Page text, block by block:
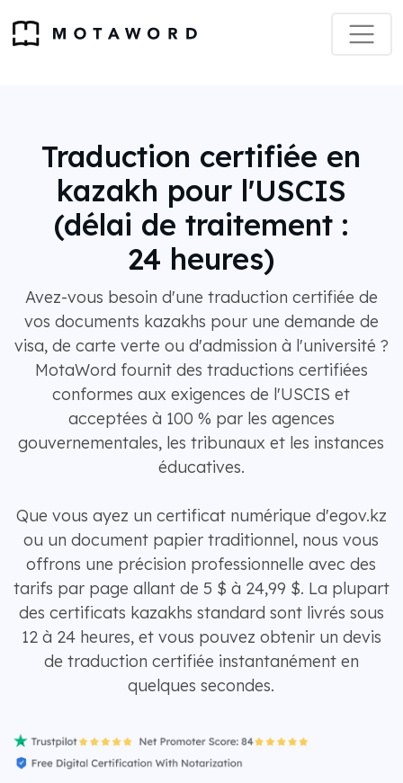
Traduction certifiée en
kazakh pour l'USCIS
(délai de traitement :
24 heures)
Avez-vous besoin d'une traduction certifiée de
vos documents kazakhs pour une demande de
visa, de carte verte ou d'admission à l'université ?
MotaWord fournit des traductions certifiées
conformes aux exigences de l'USCIS et
acceptées à 100 % par les agences
gouvernementales, les tribunaux et les instances
éducatives.
Que vous ayez un certificat numérique d'egov.kz
ou un document papier traditionnel, nous vous
offrons une précision professionnelle avec des
tarifs par page allant de 5 $ à 24,99 $. La plupart
des certificats kazakhs standard sont livrés sous
12 à 24 heures, et vous pouvez obtenir un devis
de traduction certifiée instantanément en
quelques secondes.